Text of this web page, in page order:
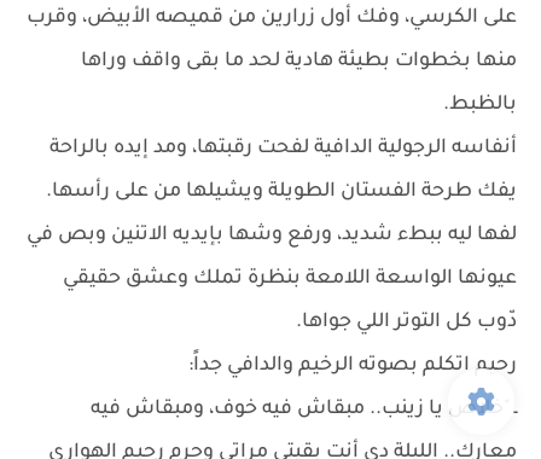
على الكرسي، وفك أول زرارين من قميصه الأبيض، وقرب
منها بخطوات بطيئة هادية لحد ما بقى واقف وراها
بالظبط.
أنفاسه الرجولية الدافية لفحت رقبتها، ومد إيده بالراحة
يفك طرحة الفستان الطويلة ويشيلها من على رأسها.
لفها ليه ببطء شديد، ورفع وشها بإيديه الاتنين وبص في
عيونها الواسعة اللامعة بنظرة تملك وعشق حقيقي
دّوب كل التوتر اللي جواها.
رحيم اتكلم بصوته الرخيم والدافي جداً:
ـ "خلاص يا زينب.. مبقاش فيه خوف، ومبقاش فيه
معارك.. الليلة دي أنتِ بقيتي مراتي وحرم رحيم الهواري